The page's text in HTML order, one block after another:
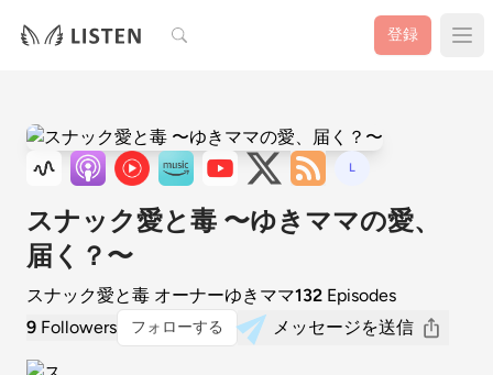
検索 登録
L
スナック愛と毒 〜ゆきママの愛、
届く？〜
スナック愛と毒 オーナーゆきママ132 Episodes
9 Followers フォローする メッセージを送信